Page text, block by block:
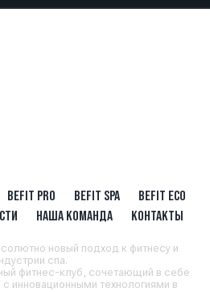
BEFIT PRO BEFIT SPA
BEFIT ECO
НАША КОМАНДА КОНТАКТЫ
новый подход к фитнесу и
спа.
фитнес-клуб, сочетающий в себе
инновационными технологиями в